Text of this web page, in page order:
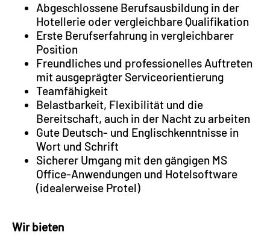
Abgeschlossene Berufsausbildung in der
Hotellerie oder vergleichbare Qualifikation
Erste Berufserfahrung in vergleichbarer
Position
Freundliches und professionelles Auftreten
mit ausgeprägter Serviceorientierung
Teamfähigkeit
Belastbarkeit, Flexibilität und die
Bereitschaft, auch in der Nacht zu arbeiten
Gute Deutsch- und Englischkenntnisse in
Wort und Schrift
Sicherer Umgang mit den gängigen MS
Office-Anwendungen und Hotelsoftware
(idealerweise Protel)
Wir bieten